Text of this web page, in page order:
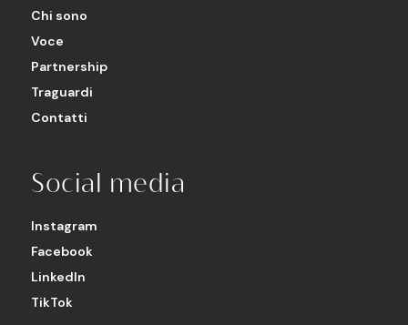
Chi sono
Voce
Partnership
Traguardi
Contatti
Social media
Instagram
Facebook
LinkedIn
TikTok